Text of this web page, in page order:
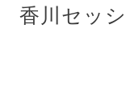
香川セッ